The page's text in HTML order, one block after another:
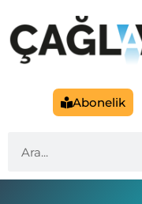
Abonelik